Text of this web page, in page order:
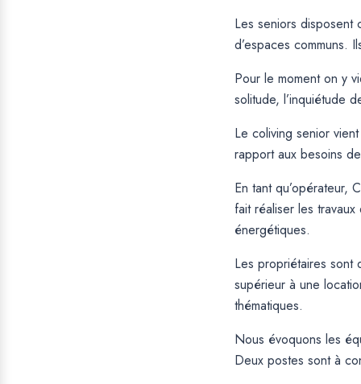
Les seniors disposent
d’espaces communs.
Pour le moment on y
solitude, l’inquiétude
Le coliving senior
rapport aux besoins
En tant qu’opérateur,
fait réaliser les
énergétiques.
Les propriétaires sont
supérieur à une
thématiques.
Nous évoquons les
Deux postes sont à